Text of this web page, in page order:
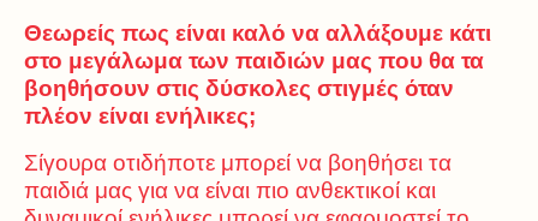
Θεωρείς πως είναι καλό να αλλάξουμε κάτι
στο μεγάλωμα των παιδιών μας που θα τα
βοηθήσουν στις δύσκολες στιγμές όταν
πλέον είναι ενήλικες;
Σίγουρα οτιδήποτε μπορεί να βοηθήσει τα
παιδιά μας για να είναι πιο ανθεκτικοί και